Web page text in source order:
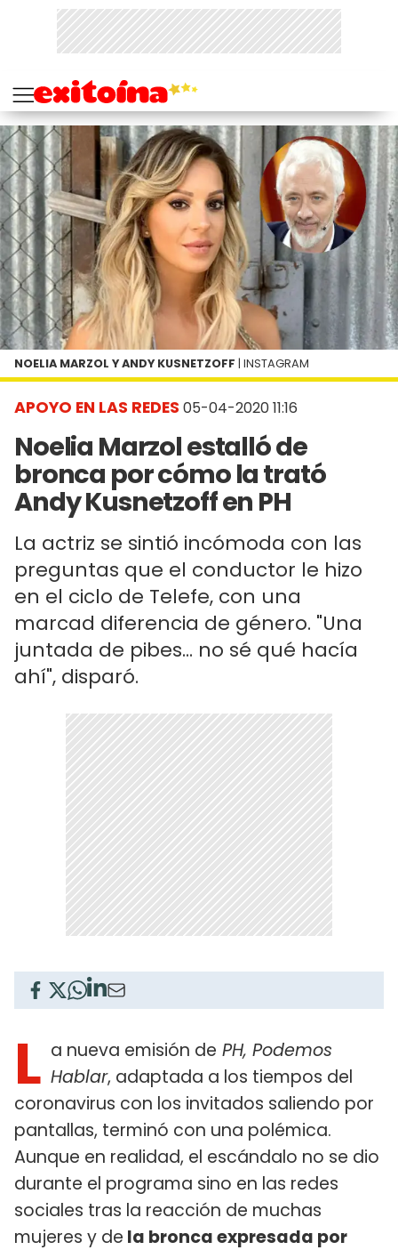
APOYO EN LAS REDES 05-04-2020 11:16
Noelia Marzol estalló de
bronca por cómo la trató
Andy Kusnetzoff en PH
La actriz se sintió incómoda con las
preguntas que el conductor le hizo
en el ciclo de Telefe, con una
marcad diferencia de género. "Una
juntada de pibes... no sé qué hacía
ahí", disparó.
NOELIA MARZOL Y ANDY KUSNETZOFF | INSTAGRAM
L a nueva emisión de PH, Podemos
Hablar, adaptada a los tiempos del
coronavirus con los invitados saliendo por
pantallas, terminó con una polémica.
Aunque en realidad, el escándalo no se dio
durante el programa sino en las redes
sociales tras la reacción de muchas
mujeres y de la bronca expresada por